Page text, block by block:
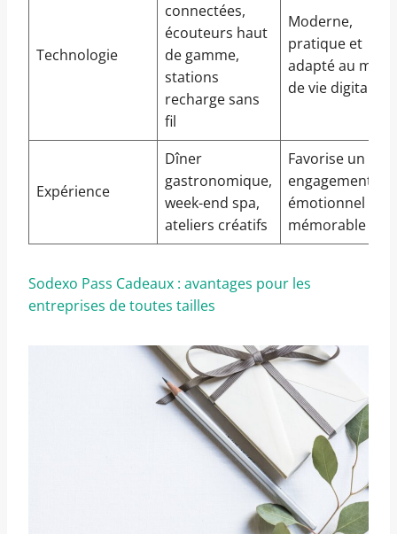
Technologie
connectées,
écouteurs haut
de gamme,
stations
recharge sans
fil
Moderne,
pratique et
adapté au mode
de vie digital
Expérience
Dîner
gastronomique,
week-end spa,
ateliers créatifs
Favorise un
engagement
émotionnel fort
mémorable
Sodexo Pass Cadeaux : avantages pour les
entreprises de toutes tailles